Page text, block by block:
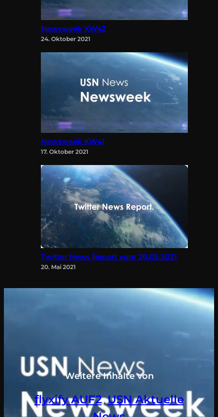
Newsweek KW42
24. Oktober 2021
Newsweek KW41
17. Oktober 2021
Twitter News Report vom 20.05.2021
20. Mai 2021
Weitere Inhalte von
flyxify AUF2, USN Aktuelle